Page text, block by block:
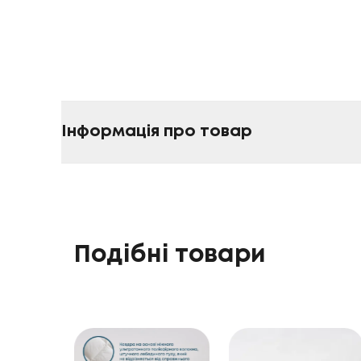
Інформація про товар
Подібні товари